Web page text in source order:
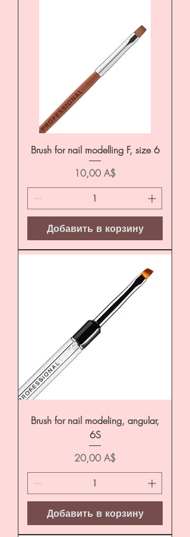
Brush for nail modelling F, size 6
Цена
10,00 A$
Добавить в корзину
Brush for nail modeling, angular,
6S
Цена
20,00 A$
Добавить в корзину